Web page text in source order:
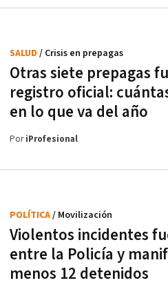
Otras siete prepagas
registro oficial:
en lo que va del año
SALUD / Crisis en prepagas
PoriProfesional
Violentos incidentes
entre la Policía y
menos 12 detenidos
POLÍTICA/ Movilización